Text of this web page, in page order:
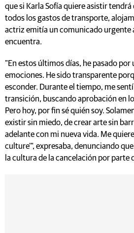
que si Karla Sofía quiere asistir
todos los gastos de transporte,
actriz emitía un comunicado urgente
encuentra.
"En estos últimos días, he pasado por
emociones. He sido transparente
esconder. Durante el tiempo, me
transición, buscando aprobación en
Pero hoy, por fin sé quién soy.
existir sin miedo, de crear arte sin
adelante con mi nueva vida. Me
culture'", expresaba, denunciando
la cultura de la cancelación por parte